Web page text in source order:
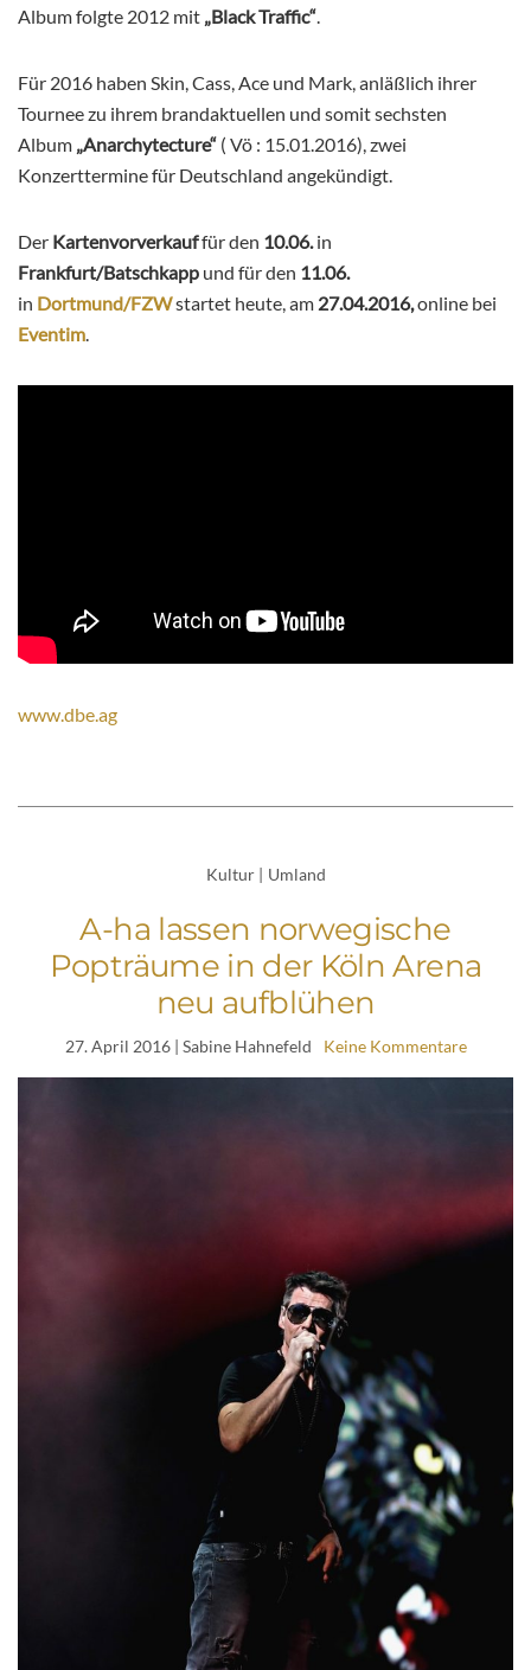
Album folgte 2012 mit „Black Traffic“
Für 2016 haben Skin, Cass, Ace und Mark, anläßlich ihrer
Tournee zu ihrem brandaktuellen und somit sechsten
Album „Anarchytecture“ ( Vö : 15.01.2016), zwei
Konzerttermine für Deutschland angekündigt.
Der Kartenvorverkauffür den 10.06. in
Frankfurt/Batschkapp und für den 11.06.
in Dortmund/FZWstartet heute, am 27.04.2016,online bei
Eventim
www.dbe.ag
Kultur | Umland
A-ha lassen norwegische
Popträume in der Köln Arena
neu aufblühen
27. April 2016| Sabine Hahnefeld Keine Kommentare